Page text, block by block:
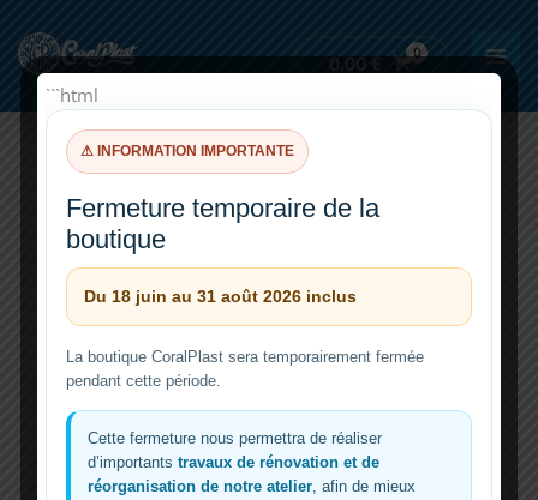
contenu
0,00 €
eclairage
```html
⚠ INFORMATION IMPORTANTE
Fermeture temporaire de la
boutique
Du 18 juin au 31 août 2026 inclus
La boutique CoralPlast sera temporairement fermée
pendant cette période.
Cette fermeture nous permettra de réaliser
d’importants travaux de rénovation et de
réorganisation de notre atelier, afin de mieux